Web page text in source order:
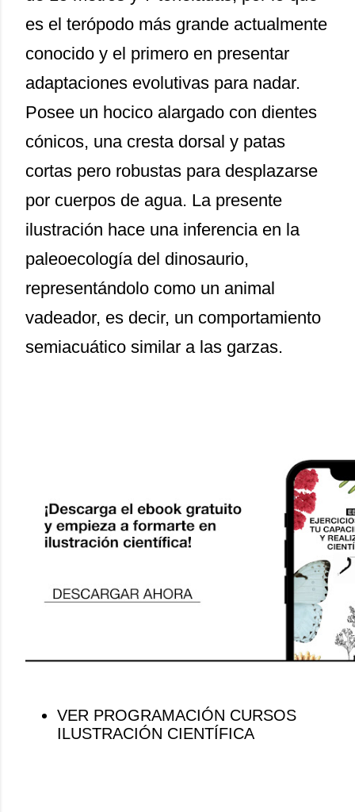
es el terópodo más grande actualmente
conocido y el primero en presentar
adaptaciones evolutivas para nadar.
Posee un hocico alargado con dientes
cónicos, una cresta dorsal y patas
cortas pero robustas para desplazarse
por cuerpos de agua. La presente
ilustración hace una inferencia en la
paleoecología del dinosaurio,
representándolo como un animal
vadeador, es decir, un comportamiento
semiacuático similar a las garzas.
VER PROGRAMACIÓN CURSOS
ILUSTRACIÓN CIENTÍFICA